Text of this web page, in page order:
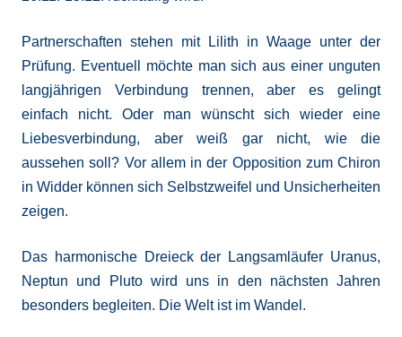
Partnerschaften stehen mit Lilith in Waage unter der
Prüfung. Eventuell möchte man sich aus einer unguten
langjährigen Verbindung trennen, aber es gelingt
einfach nicht. Oder man wünscht sich wieder eine
Liebesverbindung, aber weiß gar nicht, wie die
aussehen soll? Vor allem in der Opposition zum Chiron
in Widder können sich Selbstzweifel und Unsicherheiten
zeigen.
Das harmonische Dreieck der Langsamläufer Uranus,
Neptun und Pluto wird uns in den nächsten Jahren
besonders begleiten. Die Welt ist im Wandel.